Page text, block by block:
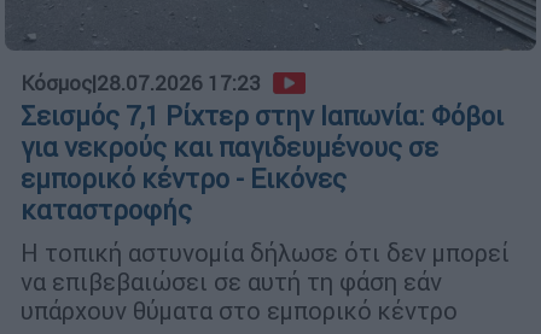
Κόσμος|28.07.2026 17:23
Σεισμός 7,1 Ρίχτερ στην Ιαπωνία: Φόβοι
για νεκρούς και παγιδευμένους σε
εμπορικό κέντρο - Εικόνες
καταστροφής
Η τοπική αστυνομία δήλωσε ότι δεν μπορεί
να επιβεβαιώσει σε αυτή τη φάση εάν
υπάρχουν θύματα στο εμπορικό κέντρο